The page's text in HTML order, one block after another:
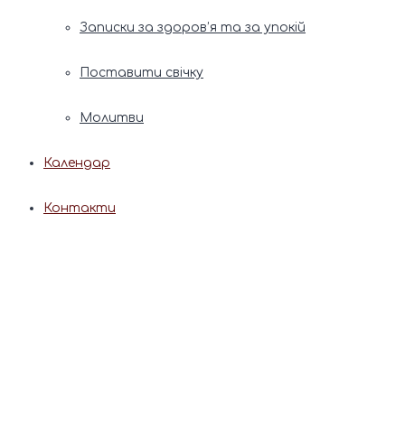
Записки за здоров’я та за упокій
Поставити свічку
Молитви
Календар
Контакти